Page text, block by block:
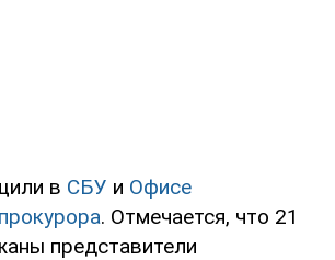
в СБУ и Офисе
. Отмечается, что 21
представители